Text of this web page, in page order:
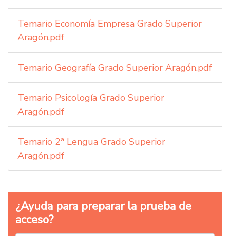
Temario Economía Empresa Grado Superior
Aragón.pdf
Temario Geografía Grado Superior Aragón.pdf
Temario Psicología Grado Superior
Aragón.pdf
Temario 2ª Lengua Grado Superior
Aragón.pdf
¿Ayuda para preparar la prueba de
acceso?